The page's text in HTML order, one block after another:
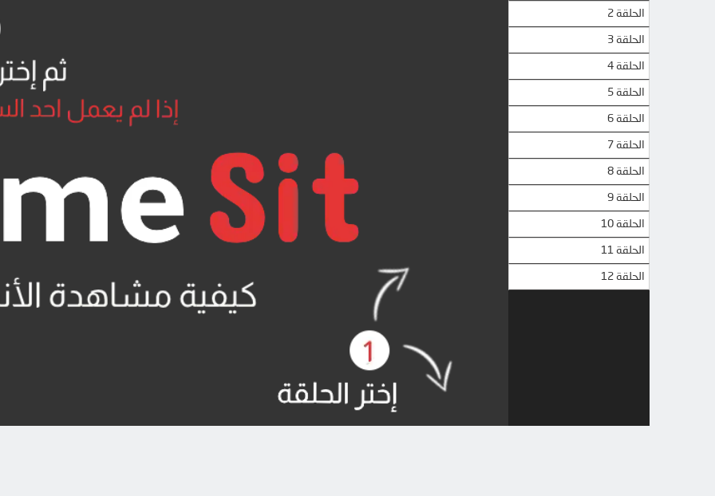
الحلقة 2
الحلقة 3
الحلقة 4
الحلقة 5
الحلقة 6
الحلقة 7
الحلقة 8
الحلقة 9
الحلقة 10
الحلقة 11
الحلقة 12